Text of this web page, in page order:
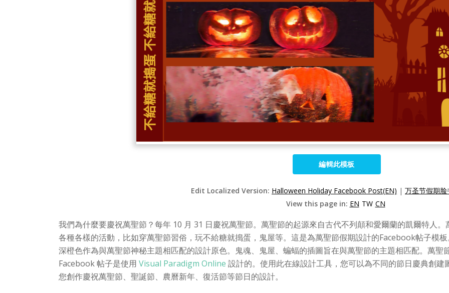
編輯此模板
Edit Localized Version: Halloween Holiday Facebook Post(EN) | 万圣节假期
View this page in: EN TW CN
我們為什麼要慶祝萬聖節？每年 10 月 31 日慶祝萬聖節。萬聖節的起源來自古代不列顛和愛爾蘭的凱爾特人
各種各樣的活動，比如穿萬聖節習俗，玩不給糖就搗蛋，鬼屋等。這是為萬聖節假期設計的Facebook帖子模
深橙色作為與萬聖節神秘主題相匹配的設計原色。鬼魂、鬼屋、蝙蝠的插圖旨在與萬聖節的主題相匹配。萬聖
Facebook 帖子是使用 Visual Paradigm Online 設計的。使用此在線設計工具，您可以為不同的節日慶典創
您創作慶祝萬聖節、聖誕節、農曆新年、復活節等節日的設計。